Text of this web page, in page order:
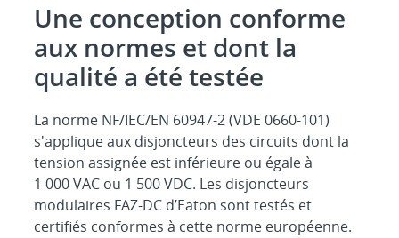
Une conception conforme
aux normes et dont la
qualité a été testée
La norme NF/IEC/EN 60947-2 (VDE 0660-101)
s'applique aux disjoncteurs des circuits dont la
tension assignée est inférieure ou égale à
1 000 VAC ou 1 500 VDC. Les disjoncteurs
modulaires FAZ-DC d’Eaton sont testés et
certifiés conformes à cette norme européenne.